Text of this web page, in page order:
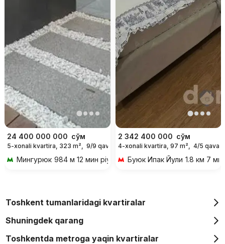
24 400 000 000 сўм
5-xonali kvartira, 323 m², 9/9 qavat
Мингурюк 984 м 12 мин piyoda
2 342 400 000 сўм
4-xonali kvartira, 97 m², 4/5 qavat
Буюк Ипак Йули 1.8 км 7
Toshkent tumanlaridagi kvartiralar
Shuningdek qarang
Toshkentda metroga yaqin kvartiralar